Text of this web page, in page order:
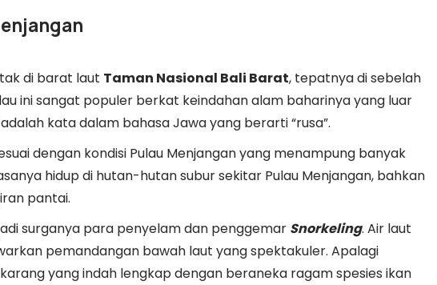
di barat laut Taman Nasional Bali Barat, tepatnya di sebelah
ini sangat populer berkat keindahan alam baharinya yang luar
kata dalam bahasa Jawa yang berarti “rusa”.
dengan kondisi Pulau Menjangan yang menampung banyak
hidup di hutan-hutan subur sekitar Pulau Menjangan, bahkan
pantai.
surganya para penyelam dan penggemar Snorkeling. Air laut
pemandangan bawah laut yang spektakuler. Apalagi
yang indah lengkap dengan beraneka ragam spesies ikan